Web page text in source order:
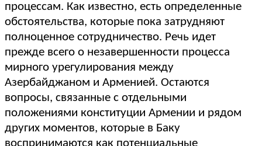
процессам. Как известно, есть определенные
обстоятельства, которые пока затрудняют
полноценное сотрудничество. Речь идет
прежде всего о незавершенности процесса
мирного урегулирования между
Азербайджаном и Арменией. Остаются
вопросы, связанные с отдельными
положениями конституции Армении и рядом
других моментов, которые в Баку